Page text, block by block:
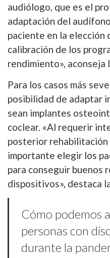
audiólogo, que es el
adaptación del
paciente en la elección
calibración de los
rendimiento», aconseja
Para los casos más
posibilidad de adaptar
sean implantes
coclear. «Al requerir
posterior rehabilitación
importante elegir los
para conseguir buenos
dispositivos», destaca
Cómo podemos
personas con
durante la